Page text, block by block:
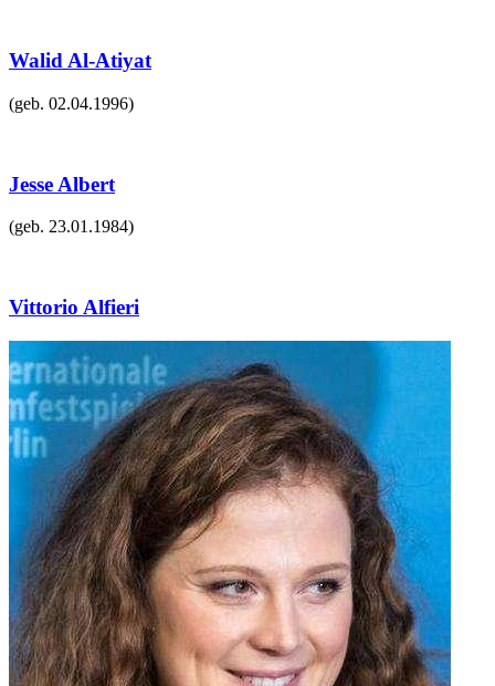
Walid Al-Atiyat
(geb. 02.04.1996)
Jesse Albert
(geb. 23.01.1984)
Vittorio Alfieri